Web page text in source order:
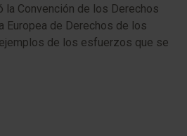
la Convención de los Derechos
Europea de Derechos de los
de los esfuerzos que se